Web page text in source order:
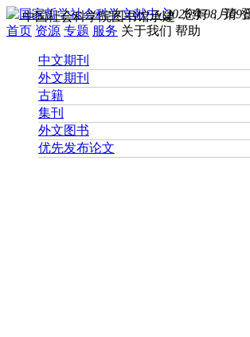
您好， 请
2026年08月09
中国社会科学院图书馆承建
首页 资源 专题 服务 关于我们 帮助
中文期刊
外文期刊
古籍
集刊
外文图书
优先发布论文